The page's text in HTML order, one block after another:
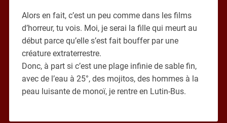
Alors en fait, c’est un peu comme dans les films
d’horreur, tu vois. Moi, je serai la fille qui meurt au
début parce qu’elle s’est fait bouffer par une
créature extraterrestre.
Donc, à part si c’est une plage infinie de sable fin,
avec de l’eau à 25°, des mojitos, des hommes à la
peau luisante de monoï, je rentre en Lutin-Bus.